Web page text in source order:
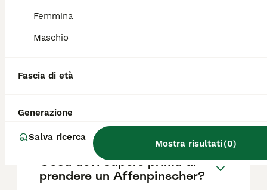
Femmina
Maschio
Fascia di età
Generazione
Salva ricerca
Mostra risultati(0)
Quanto dura la vita di un
Affenpinscher?
Cosa devi sapere prima di
prendere un Affenpinscher?